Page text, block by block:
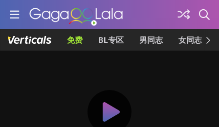
免费 BL专区 男同志 女同志